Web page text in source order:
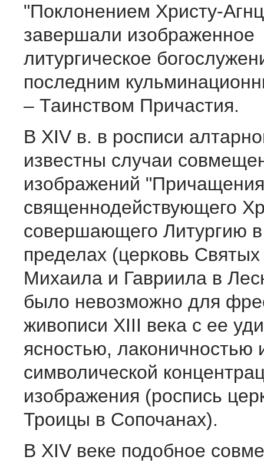
"Поклонением Христу-
завершали изображенное
литургическое
последним
– Таинством Причастия.
В XIV в. в росписи
известны случаи
изображений
священнодействующего
совершающего Литургию
пределах (церковь
Михаила и Гавриила в
было невозможно для
живописи XIII века с ее
ясностью, лаконичностью
символической
изображения (роспись
Троицы в Сопочанах).
В XIV веке подобное